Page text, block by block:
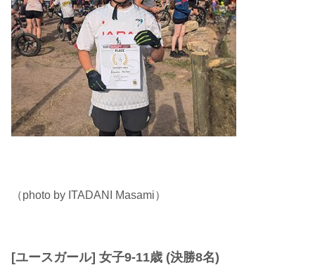
（photo by ITADANI Masami）
[ユースガール] 女子9-11歳 (決勝8名)